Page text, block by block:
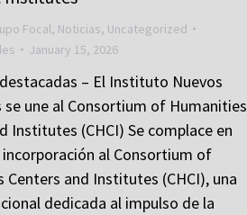
Focal, Noticias, Uncategorized
January 15, 2026
– El Instituto Nuevos
se une al Consortium of Humanities
Institutes (CHCI) Se complace en
incorporación al Consortium of
Centers and Institutes (CHCI), una
dedicada al impulso de la